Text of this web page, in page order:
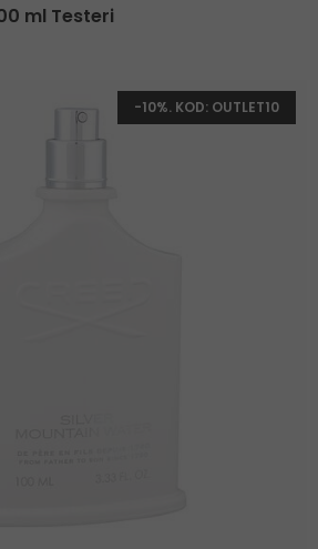
ml Testeri
-10%. KOD: OUTLET10